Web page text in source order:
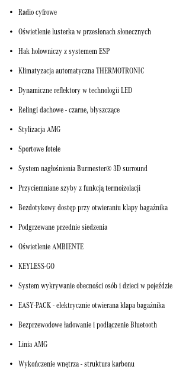
Radio cyfrowe
Oświetlenie lusterka w przesłonach słonecznych
Hak holowniczy z systemem ESP
Klimatyzacja automatyczna THERMOTRONIC
Dynamiczne reflektory w technologii LED
Relingi dachowe - czarne, błyszczące
Stylizacja AMG
Sportowe fotele
System nagłośnienia Burmester® 3D surround
Przyciemniane szyby z funkcją termoizolacji
Bezdotykowy dostęp przy otwieraniu klapy bagażnika
Podgrzewane przednie siedzenia
Oświetlenie AMBIENTE
KEYLESS-GO
System wykrywanie obecności osób i dzieci w pojeździe
EASY-PACK - elektrycznie otwierana klapa bagażnika
Bezprzewodowe ładowanie i podłączenie Bluetooth
Linia AMG
Wykończenie wnętrza - struktura karbonu